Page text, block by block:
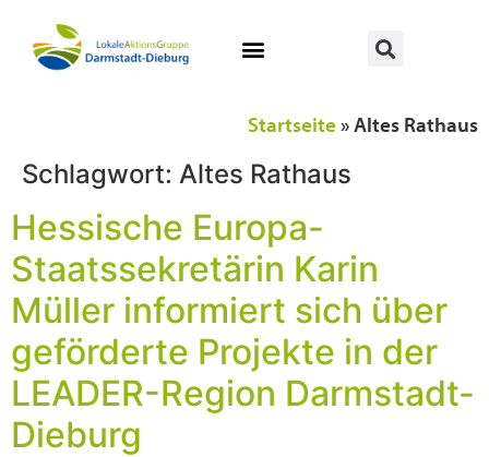
Startseite»Altes Rathaus
Schlagwort: Altes Rathaus
Hessische Europa-
Staatssekretärin Karin
Müller informiert sich über
geförderte Projekte in der
LEADER-Region Darmstadt-
Dieburg